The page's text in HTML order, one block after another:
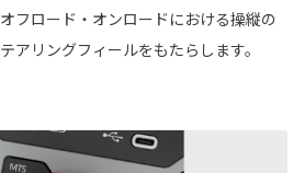
フロード・オンロードにおける操縦の
アリングフィールをもたらします。